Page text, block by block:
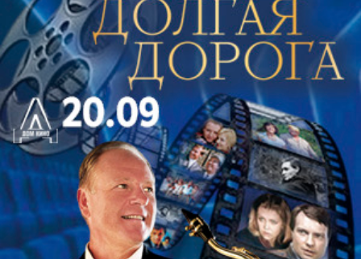
настоящая сказка с непременной доброй моралью
и светлой идеей. Билеты в Большой театр кукол
на кукольный спектакль «Сказка про Емелю»
можно приобрести в любой из театральных касс
города.